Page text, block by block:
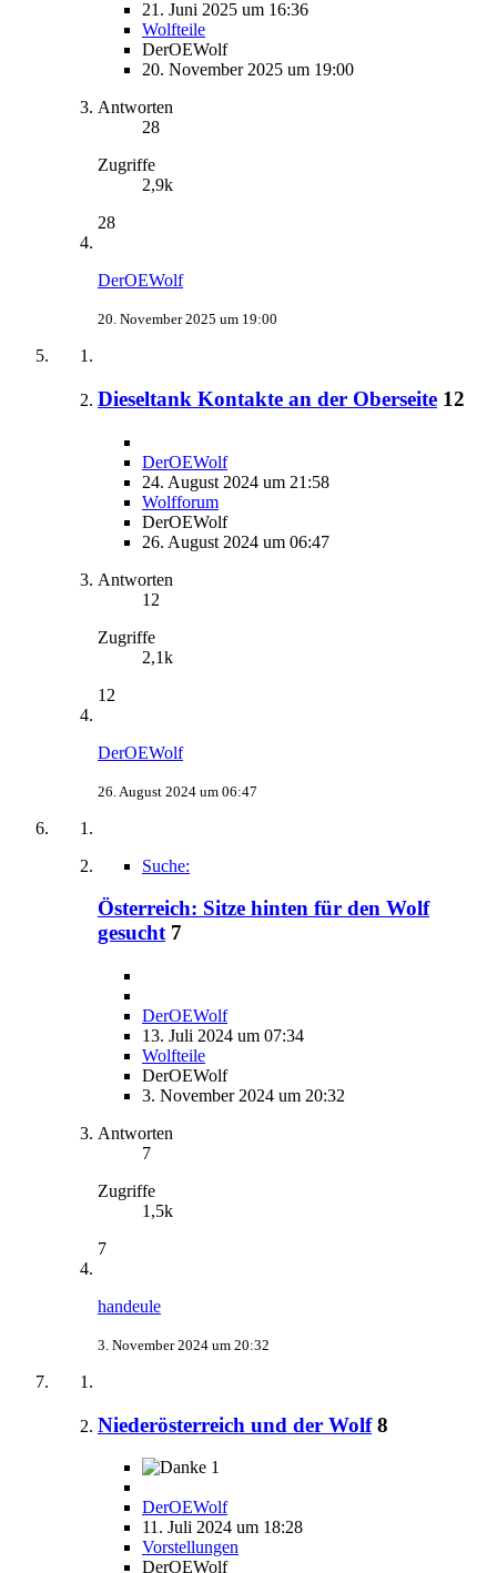
21. Juni 2025 um 16:36
Wolfteile
DerOEWolf
20. November 2025 um 19:00
Antworten
28
Zugriffe
2,9k
28
DerOEWolf
20. November 2025 um 19:00
Dieseltank Kontakte an der Oberseite 12
DerOEWolf
24. August 2024 um 21:58
Wolfforum
DerOEWolf
26. August 2024 um 06:47
Antworten
12
Zugriffe
2,1k
12
DerOEWolf
26. August 2024 um 06:47
Suche:
Österreich: Sitze hinten für den Wolf
gesucht 7
DerOEWolf
13. Juli 2024 um 07:34
Wolfteile
DerOEWolf
3. November 2024 um 20:32
Antworten
7
Zugriffe
1,5k
7
handeule
3. November 2024 um 20:32
Niederösterreich und der Wolf 8
1
DerOEWolf
11. Juli 2024 um 18:28
Vorstellungen
DerOEWolf